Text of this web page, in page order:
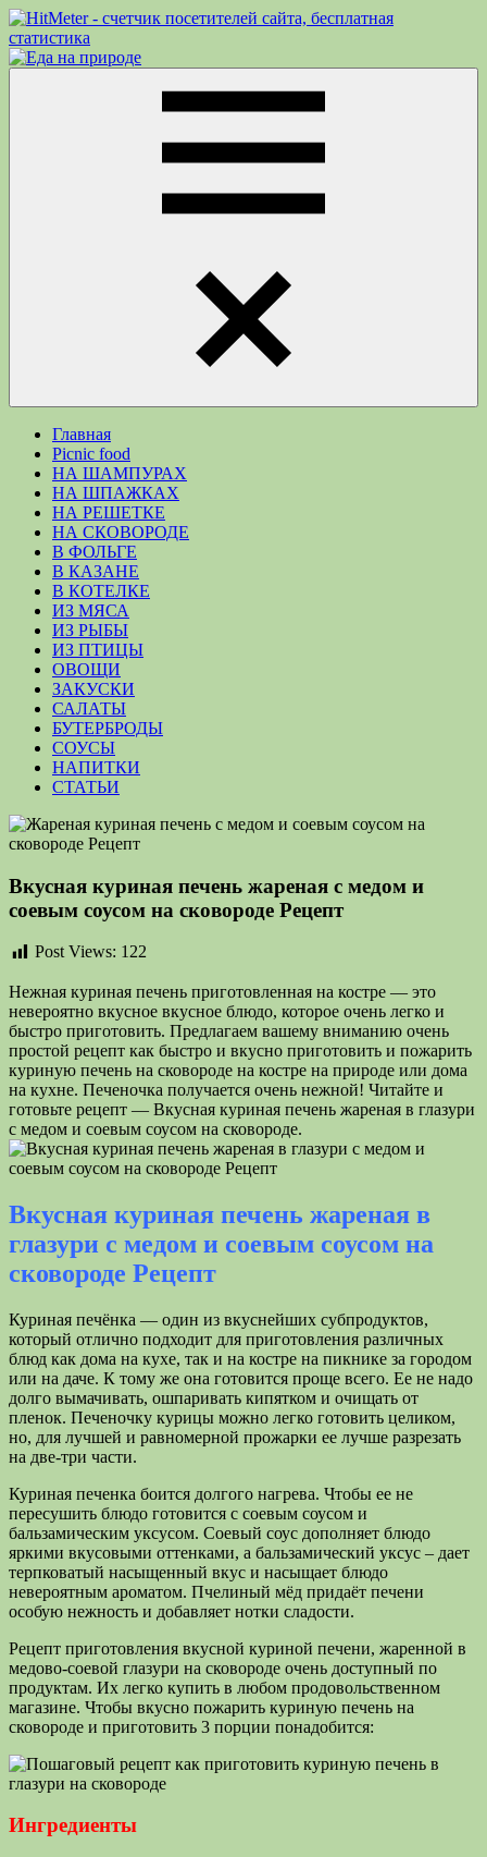
Перейти
к
Главная
Picnic food
НА ШАМПУРАХ
НА ШПАЖКАХ
НА РЕШЕТКЕ
НА СКОВОРОДЕ
В ФОЛЬГЕ
В КАЗАНЕ
В КОТЕЛКЕ
ИЗ МЯСА
ИЗ РЫБЫ
ИЗ ПТИЦЫ
ОВОЩИ
ЗАКУСКИ
САЛАТЫ
БУТЕРБРОДЫ
СОУСЫ
НАПИТКИ
СТАТЬИ
Вкусная куриная печень жареная с медом и
соевым соусом на сковороде Рецепт
Post Views: 122
Нежная куриная печень приготовленная на костре — это
невероятно вкусное вкусное блюдо, которое очень легко и
быстро приготовить. Предлагаем вашему вниманию очень
простой рецепт как быстро и вкусно приготовить и пожарить
куриную печень на сковороде на костре на природе или дома
на кухне. Печеночка получается очень нежной! Читайте и
готовьте рецепт — Вкусная куриная печень жареная в глазури
с медом и соевым соусом на сковороде.
Вкусная куриная печень жареная в
глазури с медом и соевым соусом на
сковороде Рецепт
Куриная печёнка — один из вкуснейших субпродуктов,
который отлично подходит для приготовления различных
блюд как дома на кухе, так и на костре на пикнике за городом
или на даче. К тому же она готовится проще всего. Ее не надо
долго вымачивать, ошпаривать кипятком и очищать от
пленок. Печеночку курицы можно легко готовить целиком,
но, для лучшей и равномерной прожарки ее лучше разрезать
на две-три части.
Куриная печенка боится долгого нагрева. Чтобы ее не
пересушить блюдо готовится с соевым соусом и
бальзамическим уксусом. Соевый соус дополняет блюдо
яркими вкусовыми оттенками, а бальзамический уксус – дает
терпковатый насыщенный вкус и насыщает блюдо
невероятным ароматом. Пчелиный мёд придаёт печени
особую нежность и добавляет нотки сладости.
Рецепт приготовления вкусной куриной печени, жаренной в
медово-соевой глазури на сковороде очень доступный по
продуктам. Их легко купить в любом продовольственном
магазине. Чтобы вкусно пожарить куриную печень на
сковороде и приготовить 3 порции понадобится:
Ингредиенты